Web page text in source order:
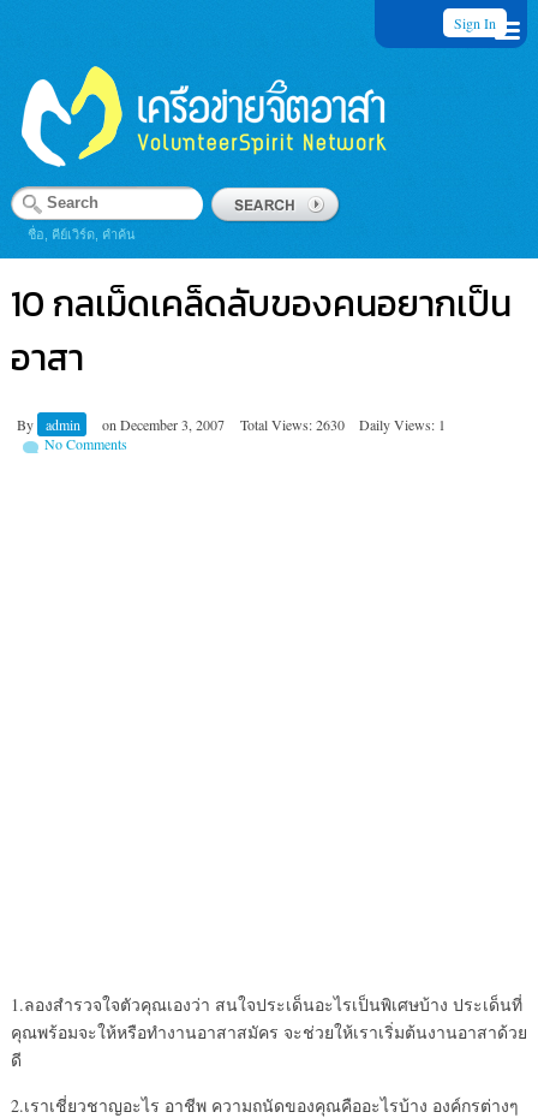
Sign In
ชื่อ, คีย์เวิร์ด, คำค้น
10 กลเม็ดเคล็ดลับของคนอยากเป็น
อาสา
By admin on December 3, 2007 Total Views: 2630
Daily Views: 1
No Comments
1.ลองสำรวจใจตัวคุณเองว่า สนใจประเด็นอะไรเป็นพิเศษบ้าง ประเด็นที่
คุณพร้อมจะให้หรือทำงานอาสาสมัคร จะช่วยให้เราเริ่มต้นงานอาสาด้วย
ดี
2.เราเชี่ยวชาญอะไร อาชีพ ความถนัดของคุณคืออะไรบ้าง องค์กรต่างๆ